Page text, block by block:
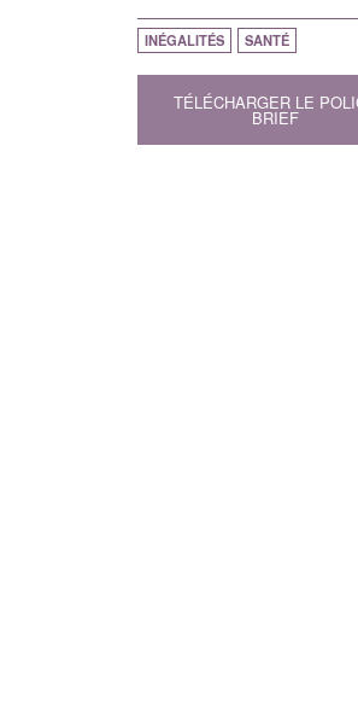
INÉGALITÉS SANTÉ
TÉLÉCHARGER LE
BRIEF